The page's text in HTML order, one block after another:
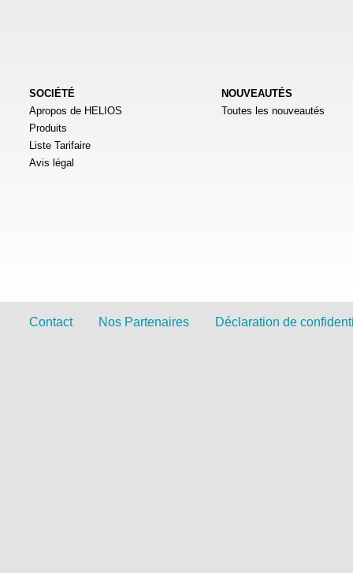
SOCIÉTÉ
Apropos de HELIOS
Produits
Liste Tarifaire
Avis légal
NOUVEAUTÉS
Toutes les nouveautés
Contact Nos Partenaires Déclaration de